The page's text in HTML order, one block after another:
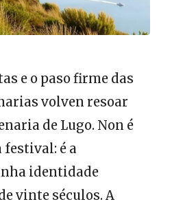
e o paso firme das
volven resoar
de Lugo. Non é
festival: é a
identidade
vinte séculos. A